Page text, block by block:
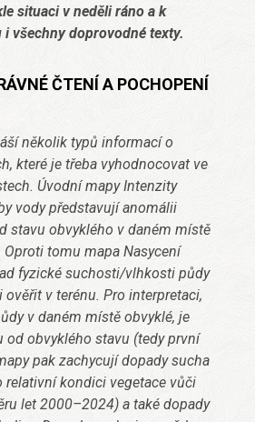
situaci v neděli ráno a k
všechny doprovodné texty.
ČTENÍ A POCHOPENÍ
několik typů informací o
které je třeba vyhodnocovat ve
Úvodní mapy Intenzity
vody představují anomálii
stavu obvyklého v daném místě
tomu mapa Nasycení
fyzické suchosti/vlhkosti půdy
v terénu. Pro interpretaci,
v daném místě obvyklé, je
obvyklého stavu (tedy první
pak zachycují dopady sucha
relativní kondici vegetace vůči
let 2000–2024) a také dopady